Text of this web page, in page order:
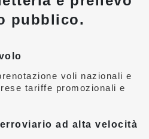
pubblico.
voli nazionali e
tariffe promozionali e
ad alta velocità